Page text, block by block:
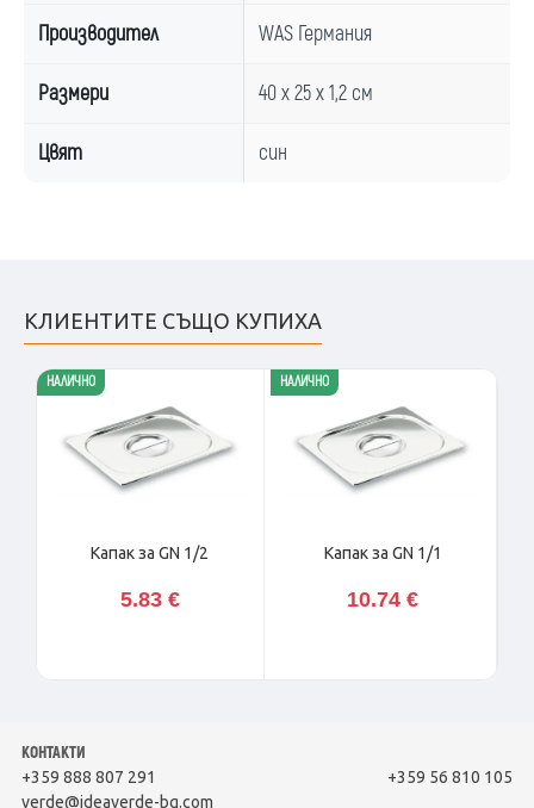
Производител WAS Германия
Размери 40 х 25 х 1,2 см
Цвят син
КЛИЕНТИТЕ СЪЩО КУПИХА
НАЛИЧНО
Капак за GN 1/2
5.83 €
НАЛИЧНО
Капак за GN 1/1
10.74 €
КОНТАКТИ
+359 888 807 291
+359 56 810 105
verde@ideaverde-bg.com